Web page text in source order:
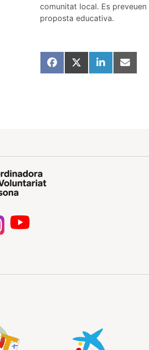
comunitat local. Es
proposta educativa.
Share
on
Share
on
Share
on
Share
on